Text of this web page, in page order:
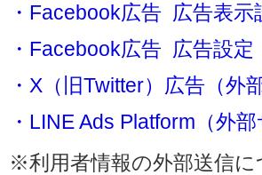
・Facebook広告 広告表
・Facebook広告 広告設
・X（旧Twitter）広告（
・LINE Ads Platform（外
※利用者情報の外部送信に